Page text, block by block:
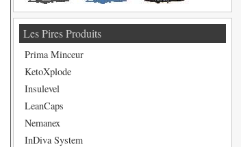
Les Pires Produits
Prima Minceur
KetoXplode
Insulevel
LeanCaps
Nemanex
InDiva System